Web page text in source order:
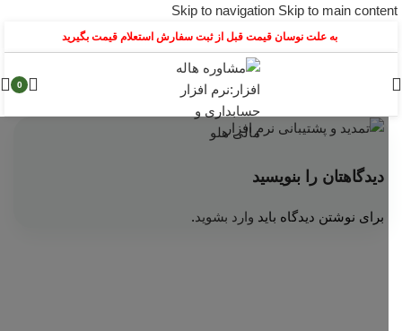
Skip to navigation Skip to main content
به علت نوسان قیمت قبل از ثبت سفارش استعلام قیمت بگیرید
0
دیدگاهتان را بنویسید
برای نوشتن دیدگاه باید وارد بشوید .